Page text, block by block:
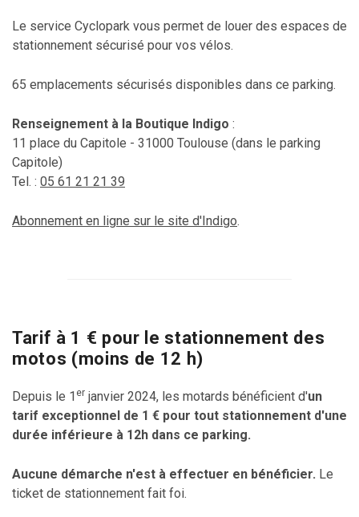
Le service Cyclopark vous permet de louer des espaces de
stationnement sécurisé pour vos vélos.
65 emplacements sécurisés disponibles dans ce parking.
Renseignement à la Boutique Indigo :
11 place du Capitole - 31000 Toulouse (dans le parking
Capitole)
Tel. : 05 61 21 21 39
Abonnement en ligne sur le site d'Indigo.
Tarif à 1 € pour le stationnement des
motos (moins de 12 h)
Depuis le 1 er janvier 2024, les motards bénéficient d'un
tarif exceptionnel de 1 € pour tout stationnement d'une
durée inférieure à 12h dans ce parking.
Aucune démarche n'est à effectuer en bénéficier. Le
ticket de stationnement fait foi.